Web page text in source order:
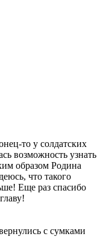
то у солдатских
возможность узнать
образом Родина
что такого
Еще раз спасибо
с сумками